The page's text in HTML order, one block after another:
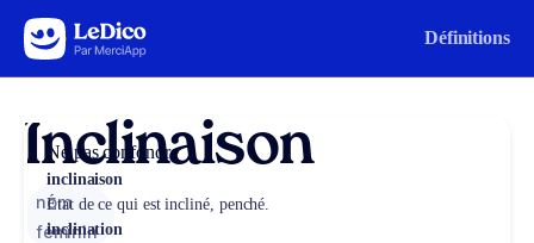
Aller au contenu Définitions
Inclinaison
nom
féminin
Ne pas confondre
inclinaison
État de ce qui est incliné, penché.
inclination